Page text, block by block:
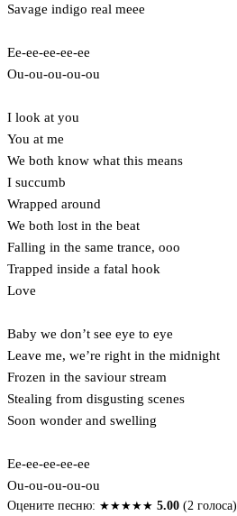
Savage indigo real meee
Ee-ee-ee-ee-ee
Ou-ou-ou-ou-ou
I look at you
You at me
We both know what this means
I succumb
Wrapped around
We both lost in the beat
Falling in the same trance, ooo
Trapped inside a fatal hook
Love
Baby we don’t see eye to eye
Leave me, we’re right in the midnight
Frozen in the saviour stream
Stealing from disgusting scenes
Soon wonder and swelling
Ee-ee-ee-ee-ee
Ou-ou-ou-ou-ou
Оцените песню: ★★★★★ 5.00 (2 голоса)